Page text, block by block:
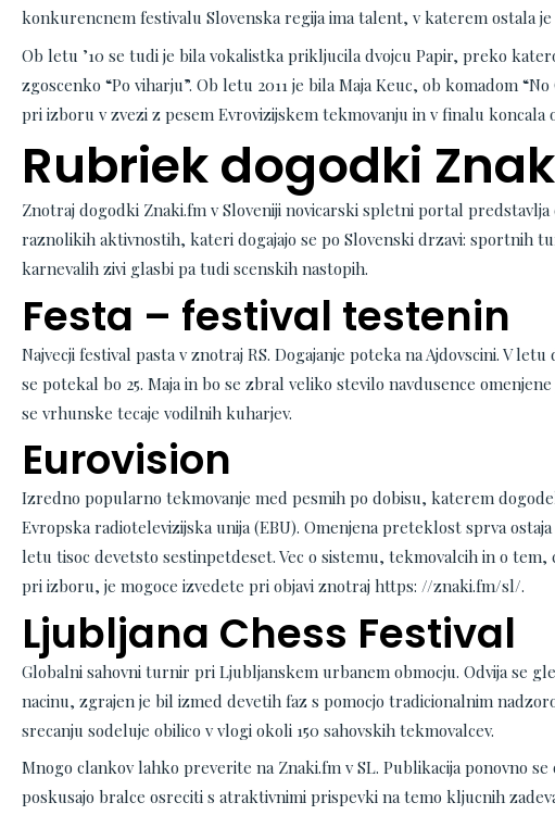
konkurencnem festivalu Slovenska regija ima talent, v katerem ostala
Ob letu ’10 se tudi je bila vokalistka prikljucila dvojcu Papir, preko
zgoscenko “Po viharju”. Ob letu 2011 je bila Maja Keuc, ob komadom
pri izboru v zvezi z pesem Evrovizijskem tekmovanju in v finalu koncala
Rubriek dogodki
Znotraj dogodki Znaki.fm v Sloveniji novicarski spletni portal predstavlja
raznolikih aktivnostih, kateri dogajajo se po Slovenski drzavi: sportnih
karnevalih zivi glasbi pa tudi scenskih nastopih.
Festa – festival testenin
Najvecji festival pasta v znotraj RS. Dogajanje poteka na Ajdovscini. V
se potekal bo 25. Maja in bo se zbral veliko stevilo navdusence
se vrhunske tecaje vodilnih kuharjev.
Eurovision
Izredno popularno tekmovanje med pesmih po dobisu, katerem
Evropska radiotelevizijska unija (EBU). Omenjena preteklost sprva
letu tisoc devetsto sestinpetdeset. Vec o sistemu, tekmovalcih in o tem,
pri izboru, je mogoce izvedete pri objavi znotraj https: //znaki.fm/sl/.
Ljubljana Chess Festival
Globalni sahovni turnir pri Ljubljanskem urbanem obmocju. Odvija se
nacinu, zgrajen je bil izmed devetih faz s pomocjo tradicionalnim
srecanju sodeluje obilico v vlogi okoli 150 sahovskih tekmovalcev.
Mnogo clankov lahko preverite na Znaki.fm v SL. Publikacija ponovno
poskusajo bralce osreciti s atraktivnimi prispevki na temo kljucnih